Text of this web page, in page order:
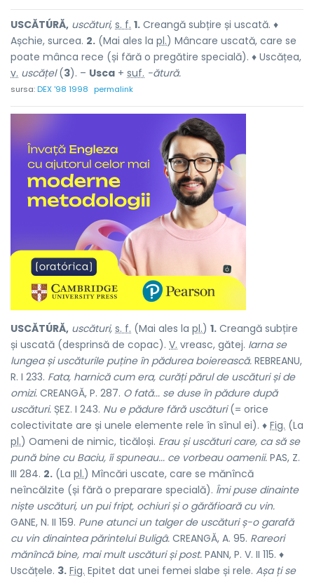
USCĂTÚRĂ, uscături, s. f. 1. Creangă subțire și uscată. ♦
Așchie, surcea. 2. (Mai ales la pl.) Mâncare uscată, care se
poate mânca rece (și fără o pregătire specială). ♦ Uscățea,
v. uscățel(3). – Usca + suf. -ătură.
sursa:DEX '98 1998 permalink
USCĂTÚRĂ, uscături, s. f. (Mai ales la pl.) 1. Creangă subțire
și uscată (desprinsă de copac). V. vreasc, gătej. Iarna se
lungea și uscăturile puține în pădurea boierească. REBREANU,
R. I 233. Fata, harnică cum era, curăți părul de uscături și de
omizi. CREANGĂ, P. 287. O fată... se duse în pădure după
uscături. ȘEZ. I 243. Nu e pădure fără uscături(= orice
colectivitate are și unele elemente rele în sînul ei). ♦ Fig. (La
pl.) Oameni de nimic, ticăloși. Erau și uscături care, ca să se
pună bine cu Baciu, îi spuneau... ce vorbeau oamenii. PAS, Z.
III 284. 2. (La pl.) Mîncări uscate, care se mănîncă
neîncălzite (și fără o preparare specială). Îmi puse dinainte
niște uscături, un pui fript, ochiuri și o gărăfioară cu vin.
GANE, N. II 159. Pune atunci un talger de uscături ș-o garafă
cu vin dinaintea părintelui Buligâ. CREANGĂ, A. 95. Rareori
mănîncă bine, mai mult uscături și post. PANN, P. V. II 115. ♦
Uscățele. 3. Fig. Epitet dat unei femei slabe și rele. Așa ți se